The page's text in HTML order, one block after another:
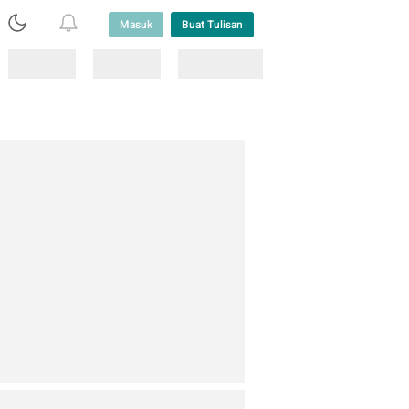
Masuk Buat Tulisan